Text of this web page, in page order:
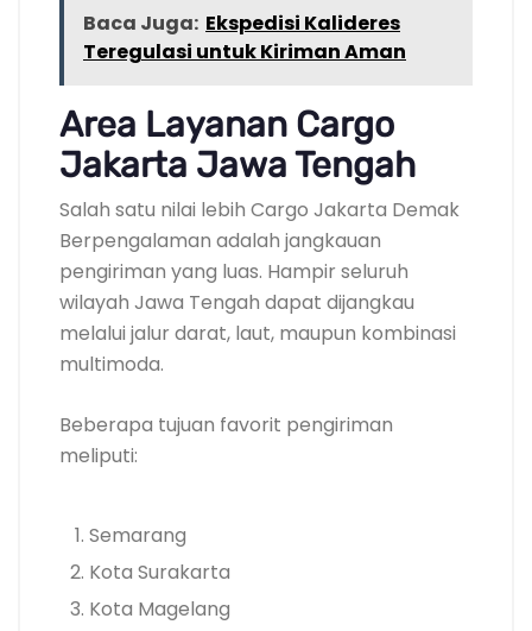
Baca Juga: Ekspedisi Kalideres
Teregulasi untuk Kiriman Aman
Area Layanan Cargo
Jakarta Jawa Tengah
Salah satu nilai lebih Cargo Jakarta Demak
Berpengalaman adalah jangkauan
pengiriman yang luas. Hampir seluruh
wilayah Jawa Tengah dapat dijangkau
melalui jalur darat, laut, maupun kombinasi
multimoda.
Beberapa tujuan favorit pengiriman
meliputi:
Semarang
Kota Surakarta
Kota Magelang